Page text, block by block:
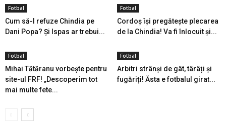
Fotbal
Cum să-l refuze Chindia pe
Dani Popa? Și Ispas ar trebui...
Fotbal
Cordoș își pregătește plecarea
de la Chindia! Va fi înlocuit și...
Fotbal
Mihai Tătăranu vorbește pentru
site-ul FRF! „Descoperim tot
mai multe fete...
Fotbal
Arbitri strânși de gât, târâți și
fugăriți! Ăsta e fotbalul girat...